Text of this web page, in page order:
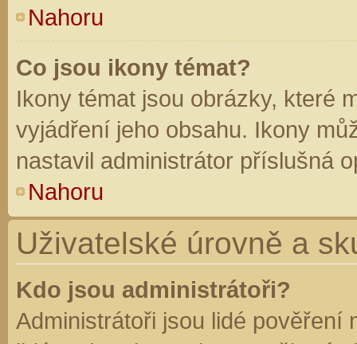
Nahoru
Co jsou ikony témat?
Ikony témat jsou obrázky, které
vyjádření jeho obsahu. Ikony
nastavil administrátor příslušná
Nahoru
Uživatelské úrovně a
Kdo jsou administrátoři?
Administrátoři jsou lidé pověření